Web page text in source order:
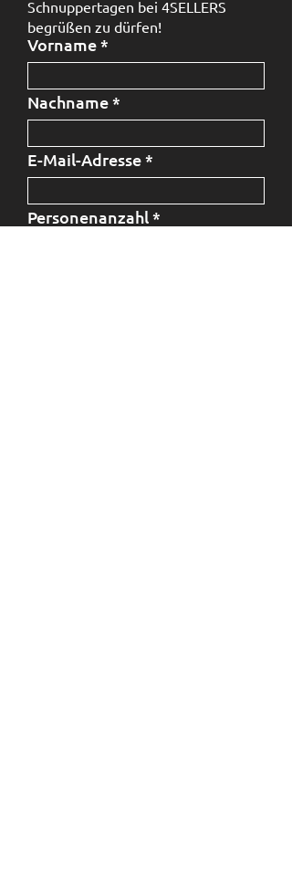
Schnuppertagen bei 4SELLERS
begrüßen zu dürfen!
Vorname
Nachname
E-Mail-Adresse
Personenanzahl